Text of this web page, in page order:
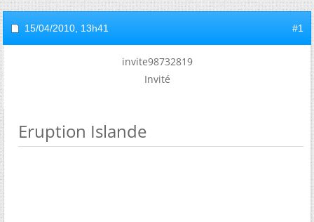
15/04/2010, 13h41 #1
invite98732819
Invité
Eruption Islande